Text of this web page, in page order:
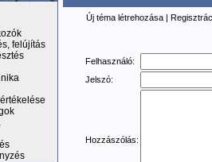
felújítás
Új téma létrehozása |
Felhasználó:
Jelszó:
Hozzászólás: